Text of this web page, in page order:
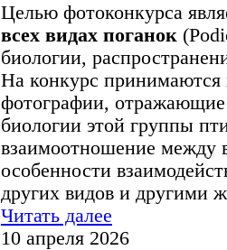
Целью фотоконкурса
всех видах поганок
биологии,
На конкурс принимаются
фотографии,
биологии этой группы
взаимоотношение между
особенности
других видов и другими
Читать далее
10 апреля 2026